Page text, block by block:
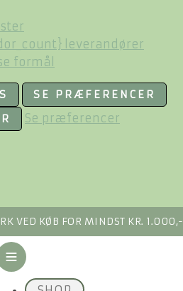
leverandører
formål
SE PRÆFERENCER
Se præferencer
VED KØB FOR MINDST KR. 1.000,-